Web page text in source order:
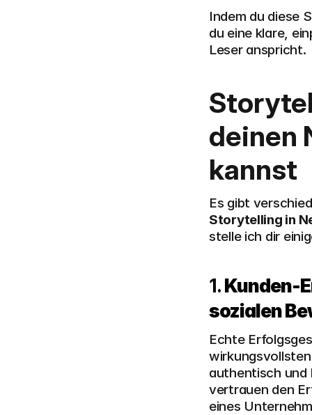
Indem du diese
du eine klare,
Leser anspricht.
deinen
kannst
Storytelling in
stelle ich dir
1. Kunden-
sozialen
Echte
authentisch und
vertrauen den
eines